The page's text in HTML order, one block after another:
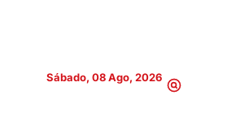
Sábado, 08 Ago, 2026